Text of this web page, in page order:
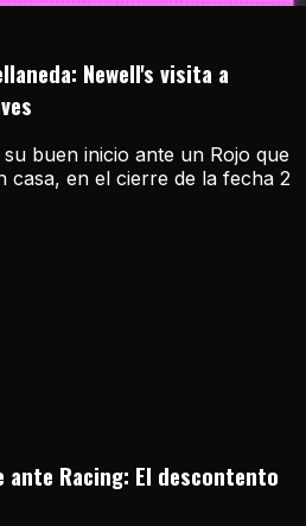
Newell's visita a
buen inicio ante un Rojo que
casa, en el cierre de la fecha 2
Racing: El descontento